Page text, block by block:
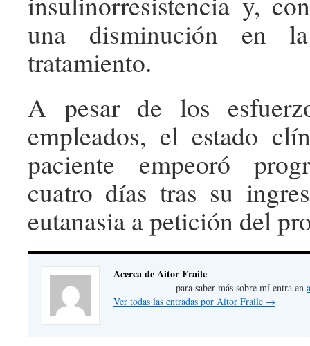
una disminución en
tratamiento.
A pesar de los
empleados, el estado
paciente empeoró
cuatro días tras su
eutanasia a petición del
Acerca de Aitor Fraile
- - - - - - - - - - para saber más sobre mí entra en
Ver todas las entradas por Aitor Fraile →